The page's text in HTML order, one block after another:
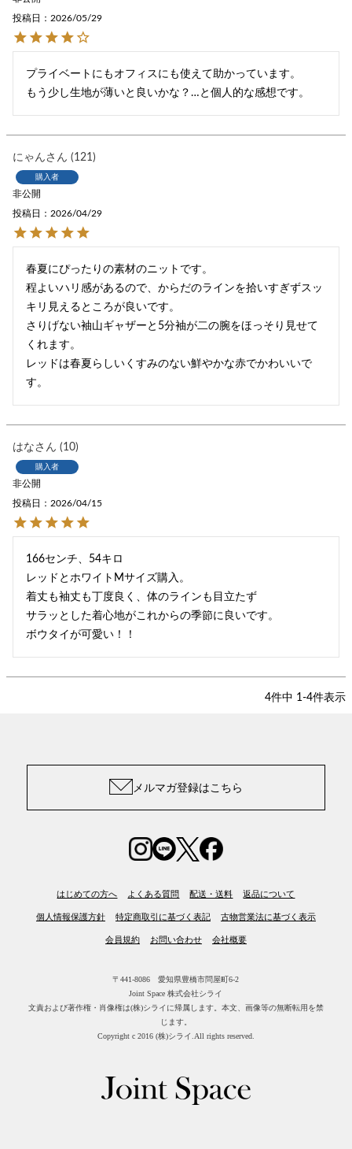
投稿日 2026/05/29
プライベートにもオフィスにも使えて助かっています。
もう少し生地が薄いと良いかな？…と個人的な感想です。
にゃん 121
購入者
非公開
投稿日 2026/04/29
春夏にぴったりの素材のニットです。
程よいハリ感があるので、からだのラインを拾いすぎずスッ
キリ見えるところが良いです。
さりげない袖山ギャザーと5分袖が二の腕をほっそり見せて
くれます。
レッドは春夏らしいくすみのない鮮やかな赤でかわいいで
す。
はな 10
購入者
非公開
投稿日 2026/04/15
166センチ、54キロ
レッドとホワイトMサイズ購入。
着丈も袖丈も丁度良く、体のラインも目立たず
サラッとした着心地がこれからの季節に良いです。
ボウタイが可愛い！！
4件中 1 -4件表示
メルマガ登録はこちら
はじめての方へ よくある質問 配送・送料 返品について
個人情報保護方針 特定商取引に基づく表記 古物営業法に基づく表示
会員規約 お問い合わせ 会社概要
〒441-8086 愛知県豊橋市問屋町6-2
Joint Space 株式会社シライ
文責および著作権・肖像権は(株)シライに帰属します。 本文、画像等の無断転用を禁
じます。
Copyright c 2016 (株)シライ.All rights reserved.